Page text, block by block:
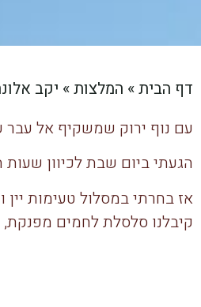
דף הבית» המלצות» יקב
עם נוף ירוק שמשקיף אל עבר
הגעתי ביום שבת לכיוון
אז בחרתי במסלול טעימות
קיבלנו סלסלת לחמים מפנקת, 4 סוגי גבינות, קצת פירות מפוזרים ומטבלים בכל מיני צבעים.